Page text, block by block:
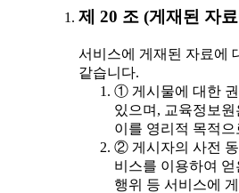
제 20 조 (게재된 자
서비스에 게재된 자료에
같습니다.
① 게시물에 대한 권
있으며, 교육정보
이를 영리적 목적
② 게시자의 사전
비스를 이용하여
행위 등 서비스에